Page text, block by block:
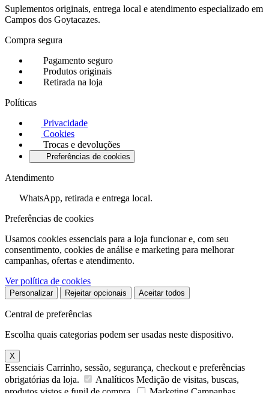
Suplementos originais, entrega local e atendimento especializado em
Campos dos Goytacazes.
Compra segura
Pagamento seguro
Produtos originais
Retirada na loja
Políticas
Privacidade
Cookies
Trocas e devoluções
Preferências de cookies
Atendimento
WhatsApp, retirada e entrega local.
Preferências de cookies
Usamos cookies essenciais para a loja funcionar e, com seu
consentimento, cookies de análise e marketing para melhorar
campanhas, ofertas e atendimento.
Ver política de cookies
Personalizar Rejeitar opcionais Aceitar todos
Central de preferências
Escolha quais categorias podem ser usadas neste dispositivo.
X
Essenciais Carrinho, sessão, segurança, checkout e preferências
obrigatórias da loja.
Analíticos Medição de visitas, buscas,